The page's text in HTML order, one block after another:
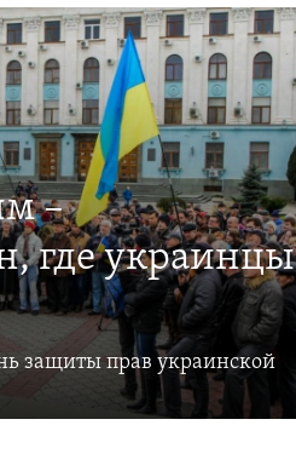
–
где украинцы
защиты прав украинской